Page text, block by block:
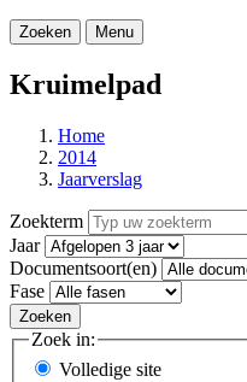
Zoeken Menu
Kruimelpad
Home
2014
Jaarverslag
Zoekterm
Jaar
Documentsoort(en)
Fase
Zoek in:
Volledige site